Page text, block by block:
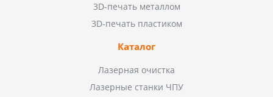
3D-печать металлом
3D-печать пластиком
Каталог
Лазерная очистка
Лазерные станки ЧПУ